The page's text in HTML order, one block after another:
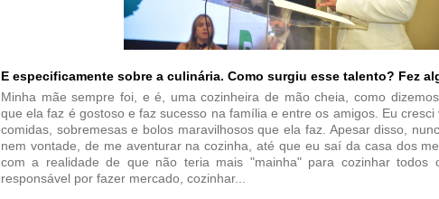
E especificamente sobre a culinária. Como surgiu esse talento? Fez
Minha mãe sempre foi, e é, uma cozinheira de mão cheia, como
que ela faz é gostoso e faz sucesso na família e entre os amigos. Eu
comidas, sobremesas e bolos maravilhosos que ela faz. Apesar disso,
nem vontade, de me aventurar na cozinha, até que eu saí da casa dos
com a realidade de que não teria mais "mainha" para cozinhar
responsável por fazer mercado, cozinhar...